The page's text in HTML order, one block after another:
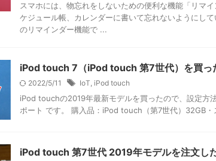
スマホには、物忘れをしないための便利な機能「リマ
ケジュール帳、カレンダーに書いて忘れないようにし
のリマインダー機能で ...
iPod touch 7（iPod touch 第7世代）を買っ
2022/5/11 IoT, iPod touch
iPod touchの2019年最新モデルを買ったので、設定方
ポート です。 購入品：iPod touch（第7世代）32GB
iPod touch 第7世代 2019年モデルを注文し